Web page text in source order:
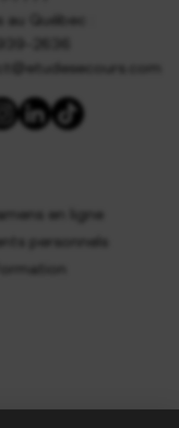
au Québec :
en ligne
personnels